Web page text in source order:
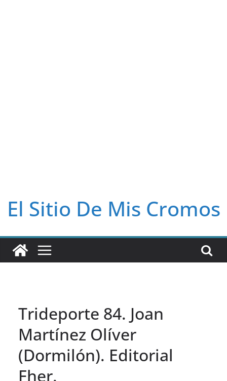
El Sitio De Mis Cromos
Trideporte 84. Joan
Martínez Olíver
(Dormilón). Editorial
Fher.